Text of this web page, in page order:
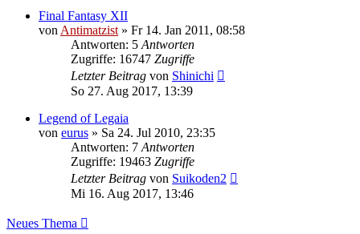
Final Fantasy XII
von Antimatzist » Fr 14. Jan 2011, 08:58
Antworten: 5 Antworten
Zugriffe: 16747 Zugriffe
Letzter Beitrag von Shinichi
So 27. Aug 2017, 13:39
Legend of Legaia
von eurus » Sa 24. Jul 2010, 23:35
Antworten: 7 Antworten
Zugriffe: 19463 Zugriffe
Letzter Beitrag von Suikoden2
Mi 16. Aug 2017, 13:46
Neues Thema